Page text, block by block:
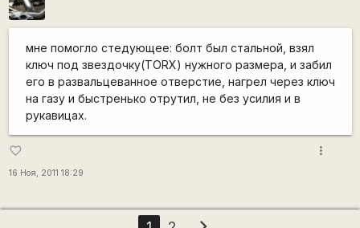
мне помогло стедующее: болт был стальной, взял
ключ под звездочку(TORX) нужного размера, и забил
его в развальцеванное отверстие, нагрел через ключ
на газу и быстренько отрутил, не без усилия и в
рукавицах.
favorite_border
16 Ноя, 2011 18:29
more_vert